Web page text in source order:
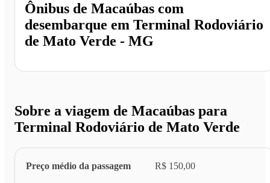
Ônibus de Macaúbas com
desembarque em Terminal Rodoviário
de Mato Verde - MG
Sobre a viagem de Macaúbas para
Terminal Rodoviário de Mato Verde
Preço médio da passagem R$ 150,00